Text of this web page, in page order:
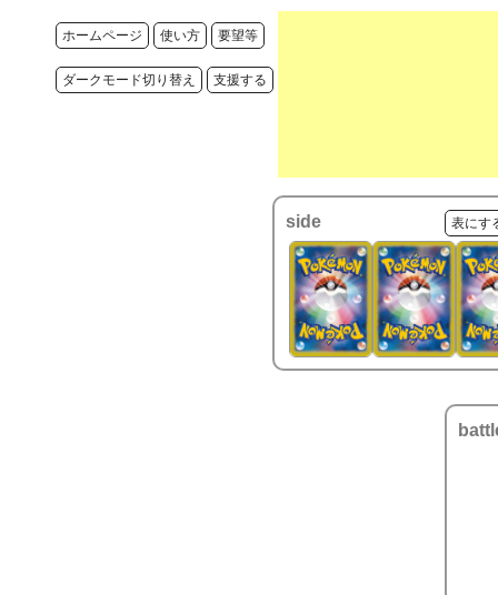
ホームページ 使い方 要望等
ダークモード切り替え 支援する
side 表にす